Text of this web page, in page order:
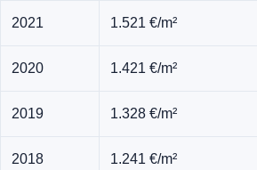
2021 1.521 €/m²
2020 1.421 €/m²
2019 1.328 €/m²
2018 1.241 €/m²